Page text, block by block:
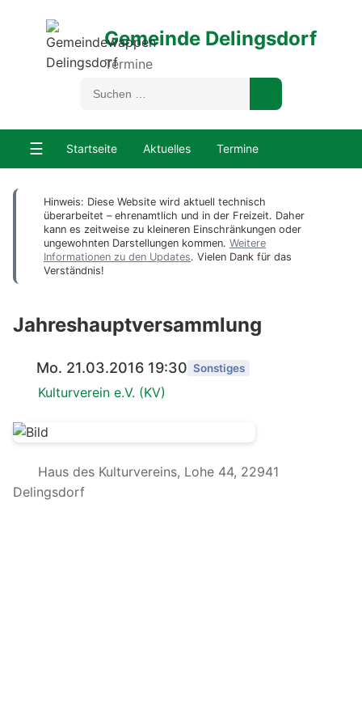
Gemeinde Delingsdorf
Termine
☰ Startseite Aktuelles Termine
Hinweis: Diese Website wird aktuell technisch
überarbeitet – ehrenamtlich und in der Freizeit. Daher
kann es zeitweise zu kleineren Einschränkungen oder
ungewohnten Darstellungen kommen. Weitere
Informationen zu den Updates. Vielen Dank für das
Verständnis!
Jahreshauptversammlung
Mo. 21.03.2016 19:30 Sonstiges
Kulturverein e.V. (KV)
Haus des Kulturvereins, Lohe 44, 22941
Delingsdorf